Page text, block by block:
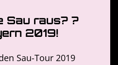
Sau raus? ?
2019!
Sau-Tour 2019